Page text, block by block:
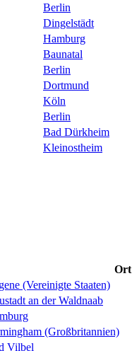
Berlin
Dingelstädt
Hamburg
Baunatal
Berlin
Dortmund
Köln
Berlin
Bad Dürkheim
Kleinostheim
Ort
(Vereinigte Staaten)
an der Waldnaab
(Großbritannien)
Vilbel